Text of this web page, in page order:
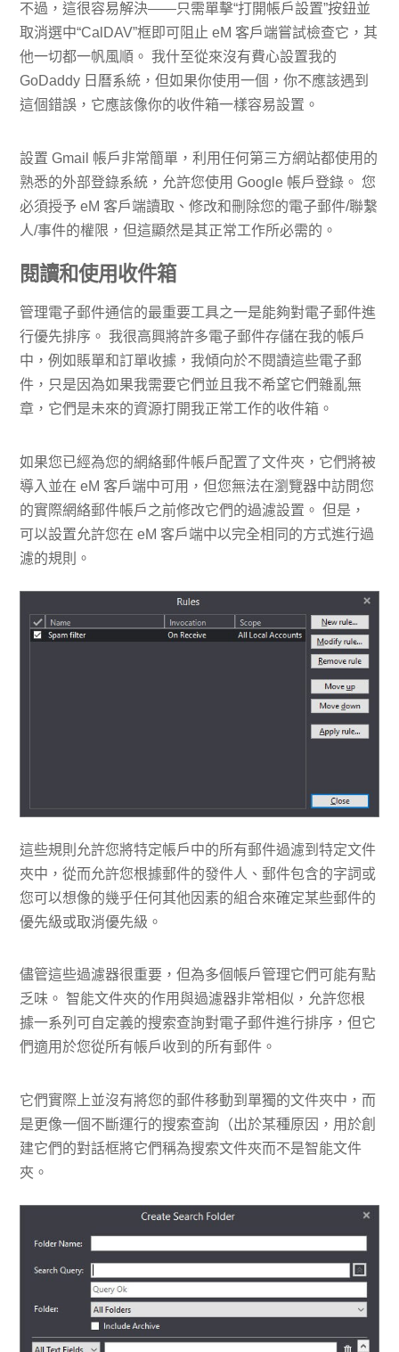
不過，這很容易解決——只需單擊“打開帳戶設置”按鈕並
取消選中“CalDAV”框即可阻止 eM 客戶端嘗試檢查它，其
他一切都一帆風順。 我什至從來沒有費心設置我的
GoDaddy 日曆系統，但如果你使用一個，你不應該遇到
這個錯誤，它應該像你的收件箱一樣容易設置。
設置 Gmail 帳戶非常簡單，利用任何第三方網站都使用的
熟悉的外部登錄系統，允許您使用 Google 帳戶登錄。 您
必須授予 eM 客戶端讀取、修改和刪除您的電子郵件/聯繫
人/事件的權限，但這顯然是其正常工作所必需的。
閱讀和使用收件箱
管理電子郵件通信的最重要工具之一是能夠對電子郵件進
行優先排序。 我很高興將許多電子郵件存儲在我的帳戶
中，例如賬單和訂單收據，我傾向於不閱讀這些電子郵
件，只是因為如果我需要它們並且我不希望它們雜亂無
章，它們是未來的資源打開我正常工作的收件箱。
如果您已經為您的網絡郵件帳戶配置了文件夾，它們將被
導入並在 eM 客戶端中可用，但您無法在瀏覽器中訪問您
的實際網絡郵件帳戶之前修改它們的過濾設置。 但是，
可以設置允許您在 eM 客戶端中以完全相同的方式進行過
濾的規則。
這些規則允許您將特定帳戶中的所有郵件過濾到特定文件
夾中，從而允許您根據郵件的發件人、郵件包含的字詞或
您可以想像的幾乎任何其他因素的組合來確定某些郵件的
優先級或取消優先級。
儘管這些過濾器很重要，但為多個帳戶管理它們可能有點
乏味。 智能文件夾的作用與過濾器非常相似，允許您根
據一系列可自定義的搜索查詢對電子郵件進行排序，但它
們適用於您從所有帳戶收到的所有郵件。
它們實際上並沒有將您的郵件移動到單獨的文件夾中，而
是更像一個不斷運行的搜索查詢（出於某種原因，用於創
建它們的對話框將它們稱為搜索文件夾而不是智能文件
夾。